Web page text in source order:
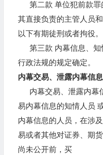
第二款 单位犯前款罪
其直接负责的主管人员
以下有期徒刑或者拘役。
第三款 内幕信息、知
行政法规的规定确定。
内幕交易、泄露内幕信
内幕交易、泄露内幕
易内幕信息的知情人员
内幕信息的人员，在涉
易或者其他对证券、期
尚未公开前，买